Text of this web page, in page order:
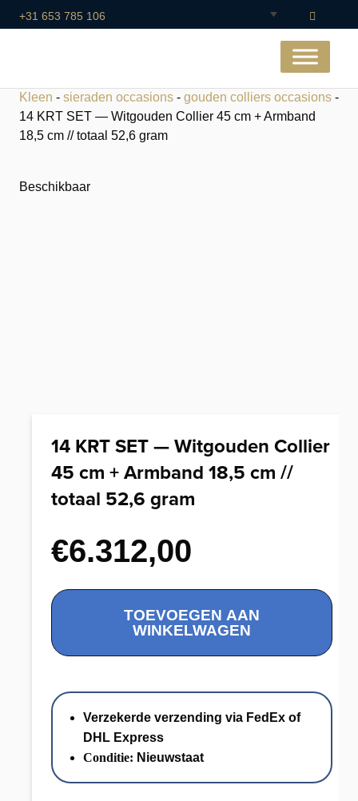
+31 653 785 106
Kleen - sieraden occasions - gouden colliers occasions -
14 KRT SET — Witgouden Collier 45 cm + Armband
18,5 cm // totaal 52,6 gram
Beschikbaar
14 KRT SET — Witgouden Collier
45 cm + Armband 18,5 cm //
totaal 52,6 gram
€6.312,00
14
SET
Witgouden
Collier
+
TOEVOEGEN AAN
WINKELWAGEN
Verzekerde verzending via FedEx of
DHL Express
Conditie: Nieuwstaat